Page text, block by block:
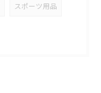
スポーツ用品